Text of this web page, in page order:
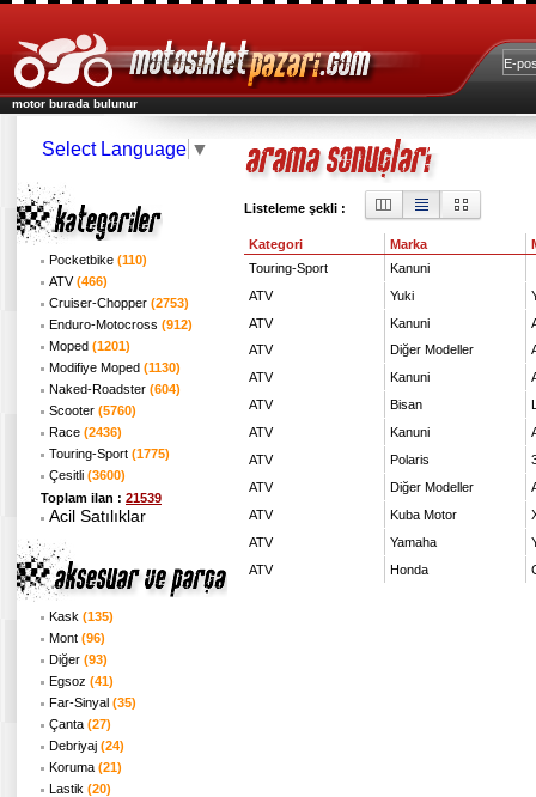
motor burada bulunur
Select Language ▼
Pocketbike (110)
ATV(466)
Cruiser-Chopper (2753)
Enduro-Motocross (912)
Moped (1201)
Modifiye Moped (1130)
Naked-Roadster (604)
Scooter (5760)
Race (2436)
Touring-Sport (1775)
Çesitli (3600)
Toplam ilan : 21539
Acil Satılıklar
Kask (135)
Mont (96)
Diğer (93)
Egsoz (41)
Far-Sinyal (35)
Çanta (27)
Debriyaj (24)
Koruma (21)
Lastik (20)
Listeleme şekli :
Kategori Marka
Touring-Sport
Kanuni
ATV
Yuki
ATV
Kanuni
ATV
Diğer Modeller
ATV
Kanuni
ATV
Bisan
ATV
Kanuni
ATV
Polaris
ATV
Diğer Modeller
ATV
Kuba Motor
ATV
Yamaha
ATV
Honda